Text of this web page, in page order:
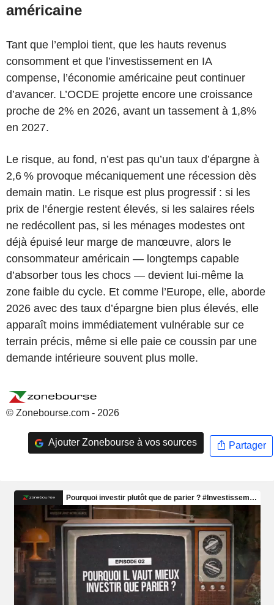
américaine
Tant que l’emploi tient, que les hauts revenus
consomment et que l’investissement en IA
compense, l’économie américaine peut continuer
d’avancer. L’OCDE projette encore une croissance
proche de 2% en 2026, avant un tassement à 1,8%
en 2027.
Le risque, au fond, n’est pas qu’un taux d’épargne à
2,6 % provoque mécaniquement une récession dès
demain matin. Le risque est plus progressif : si les
prix de l’énergie restent élevés, si les salaires réels
ne redécollent pas, si les ménages modestes ont
déjà épuisé leur marge de manœuvre, alors le
consommateur américain — longtemps capable
d’absorber tous les chocs — devient lui-même la
zone faible du cycle. Et comme l’Europe, elle, aborde
2026 avec des taux d’épargne bien plus élevés, elle
apparaît moins immédiate­ment vulnérable sur ce
terrain précis, même si elle paie ce coussin par une
demande intérieure souvent plus molle.
© Zonebourse.com - 2026
Ajouter Zonebourse à vos sources Partager